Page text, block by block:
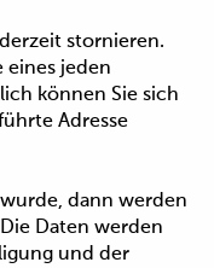
stornieren.
eines jeden
können Sie sich
Adresse
dann werden
Daten werden
und der